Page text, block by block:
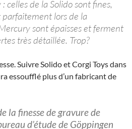
celles de la Solido sont fines,
lors de la
sont épaisses et ferment
très détaillée. Trop?
Suivre Solido et Corgi Toys dans
essoufflé plus d’un fabricant de
la finesse de gravure de
d’étude de Göppingen